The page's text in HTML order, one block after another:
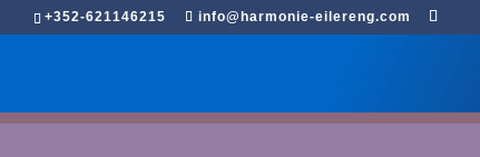
+352-621146215 info@harmonie-eilereng.com